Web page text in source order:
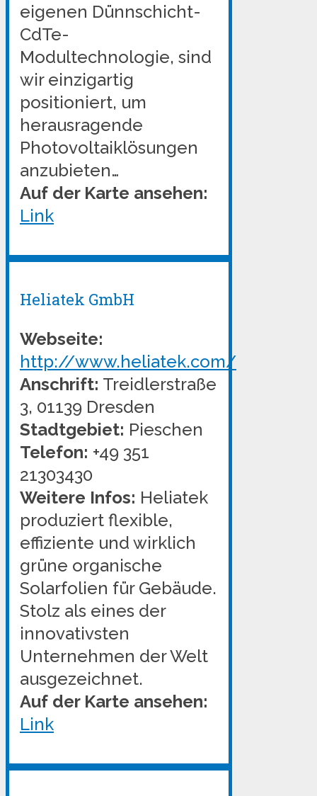
eigenen Dünnschicht-
CdTe-
Modultechnologie, sind
wir einzigartig
positioniert, um
herausragende
Photovoltaiklösungen
anzubieten…
Auf der Karte ansehen:
Link
Heliatek GmbH
Webseite:
http://www.heliatek.com/
Anschrift: Treidlerstraße
3, 01139 Dresden
Stadtgebiet: Pieschen
Telefon: +49 351
21303430
Weitere Infos: Heliatek
produziert flexible,
effiziente und wirklich
grüne organische
Solarfolien für Gebäude.
Stolz als eines der
innovativsten
Unternehmen der Welt
ausgezeichnet.
Auf der Karte ansehen:
Link